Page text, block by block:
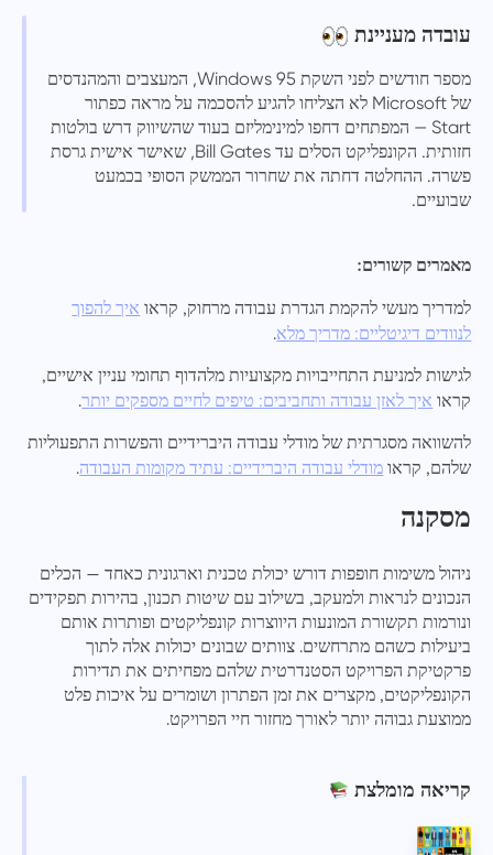
עובדה מעניינת
מספר חודשים לפני השקת Windows 95, המעצבים והמהנדסים
של Microsoft לא הצליחו להגיע להסכמה על מראה כפתור
Start — המפתחים דחפו למינימליזם בעוד שהשיווק דרש בולטות
חזותית. הקונפליקט הסלים עד Bill Gates, שאישר אישית גרסת
פשרה. ההחלטה דחתה את שחרור הממשק הסופי בכמעט
שבועיים.
מאמרים קשורים:
למדריך מעשי להקמת הגדרת עבודה מרחוק, קראואיך להפוך
לנוודים דיגיטליים: מדריך מלא.
לגישות למניעת התחייבויות מקצועיות מלהדוף תחומי עניין אישיים,
קראואיך לאזן עבודה ותחביבים: טיפים לחיים מספקים יותר.
להשוואה מסגרתית של מודלי עבודה היברידיים והפשרות התפעוליות
שלהם, קראומודלי עבודה היברידיים: עתיד מקומות העבודה.
מסקנה
ניהול משימות חופפות דורש יכולת טכנית וארגונית כאחד — הכלים
הנכונים לנראות ולמעקב, בשילוב עם שיטות תכנון, בהירות תפקידים
ונורמות תקשורת המונעות היווצרות קונפליקטים ופותרות אותם
ביעילות כשהם מתרחשים. צוותים שבונים יכולות אלה לתוך
פרקטיקת הפרויקט הסטנדרטית שלהם מפחיתים את תדירות
הקונפליקטים, מקצרים את זמן הפתרון ושומרים על איכות פלט
ממוצעת גבוהה יותר לאורך מחזור חיי הפרויקט.
קריאה מומלצת